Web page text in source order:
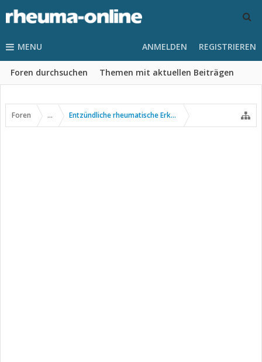
MENU
Foren durchsuchen Themen mit aktuellen Beiträgen
ANMELDEN REGISTRIEREN
Foren ... Entzündliche rheumatische Erkrankungen